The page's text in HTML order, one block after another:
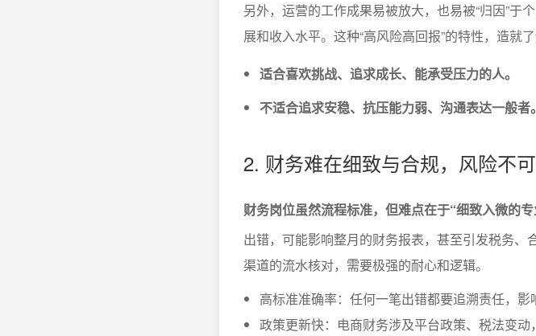
另外，运营的工作成果易被放大，也易被“归因”于
展和收入水平。这种“高风险高回报”的特性，造就了
适合喜欢挑战、追求成长、能承受压力的人。
不适合追求安稳、抗压能力弱、沟通表达一般者。
2. 财务难在细致与合规，风险不
财务岗位虽然流程标准，但难点在于“细致入微的专
出错，可能影响整月的财务报表，甚至引发税务
渠道的流水核对，需要极强的耐心和逻辑。
高标准准确率：任何一笔出错都要追溯责任，影
政策更新快：电商财务涉及平台政策、税法变动